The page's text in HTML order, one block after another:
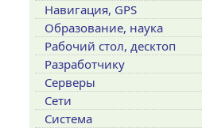
Навигация, GPS
Образование, наука
Рабочий стол, десктоп
Разработчику
Серверы
Сети
Система